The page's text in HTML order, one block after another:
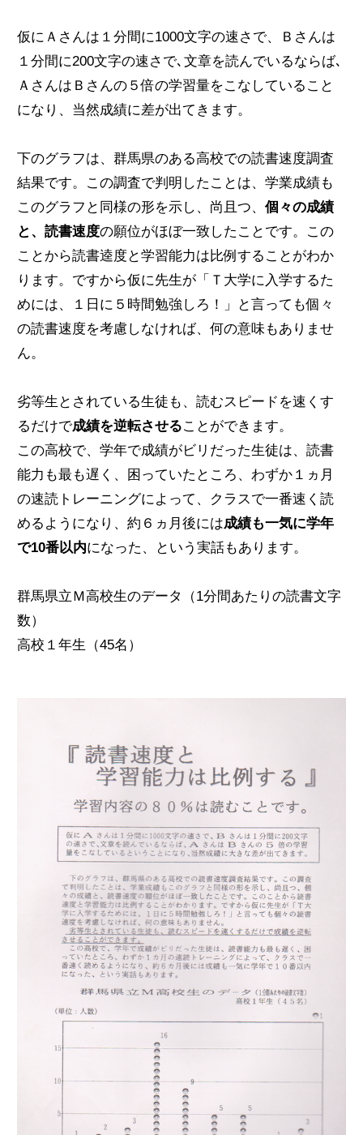
仮にＡさんは１分間に1000文字の速さで、Ｂさんは
１分間に200文字の速さで､文章を読んでいるならば､
ＡさんはＢさんの５倍の学習量をこなしていること
になり、当然成績に差が出てきます。
下のグラフは、群馬県のある高校での読書速度調査
結果です。この調査で判明したことは、学業成績も
このグラフと同様の形を示し、尚且つ、 個々の成績
と、読書速度の願位がほぼ一致したことです。この
ことから読書逵度と学習能力は比例することがわか
ります。ですから仮に先生が「Ｔ大学に入学するた
めには、１日に５時間勉強しろ！」と言っても個々
の読書速度を考慮しなければ、何の意味もありませ
ん。
劣等生とされている生徒も、読むスピードを速くす
るだけで成績を逆転させることができます。
この高校で、学年で成績がビリだった生徒は、読書
能力も最も遅く、困っていたところ、わずか１ヵ月
の速読トレーニングによって、クラスで一番速く読
めるようになり、約６ヵ月後には成績も一気に学年
で10番以内になった、という実話もあります。
群馬県立Ｍ高校生のデータ（1分間あたりの読書文字
数）
高校１年生（45名）